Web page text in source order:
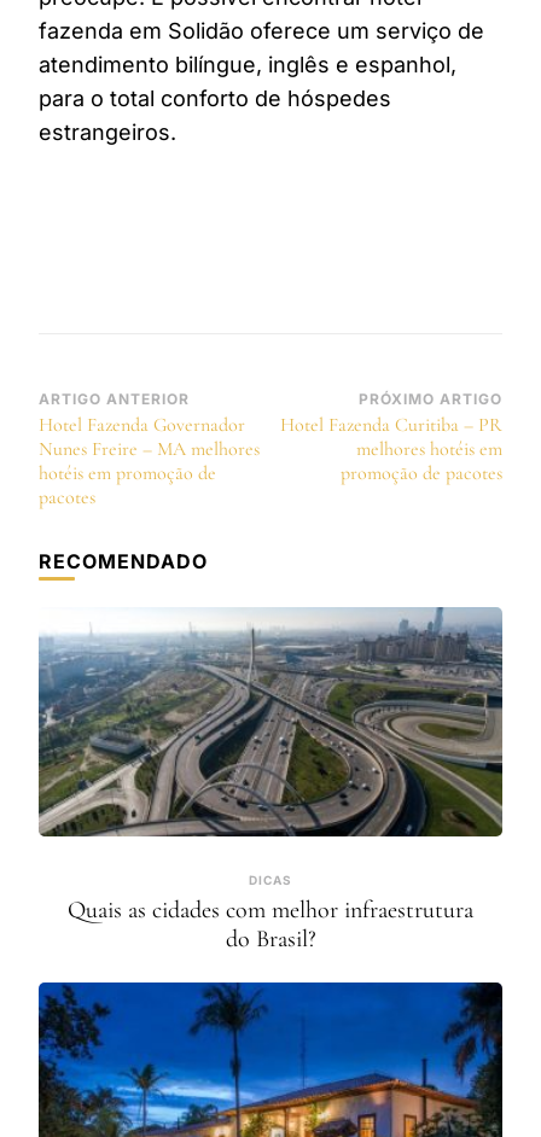
fazenda em Solidão oferece um serviço de
atendimento bilíngue, inglês e espanhol,
para o total conforto de hóspedes
estrangeiros.
Navegação
de
post
ARTIGO ANTERIOR
Hotel Fazenda Governador
Nunes Freire – MA melhores
hotéis em promoção de
pacotes
PRÓXIMO ARTIGO
Hotel Fazenda Curitiba – PR
melhores hotéis em
promoção de pacotes
RECOMENDADO
DICAS
Quais as cidades com melhor infraestrutura
do Brasil?